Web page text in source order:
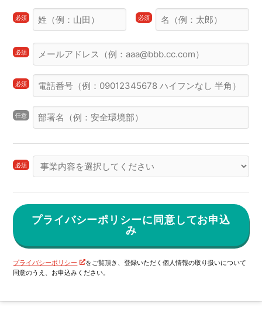
必須 必須
必須 必須
必須
必須
任意
必須
プライバシーポリシー
をご覧頂き、登録いただく個人情報の取り扱いについて
同意のうえ、 お申込みください。